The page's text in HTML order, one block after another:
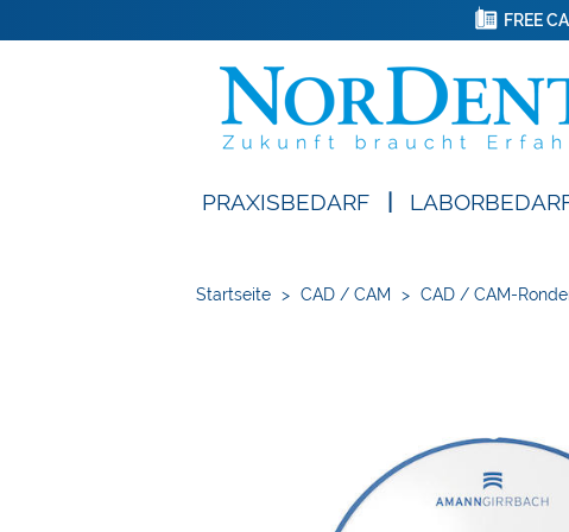
FREE
PRAXISBEDARF
Startseite > CAD / CAM > CAD / CAM-